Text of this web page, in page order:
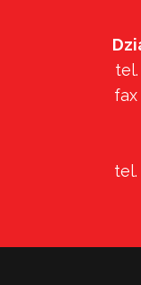
tel.
fax
tel.